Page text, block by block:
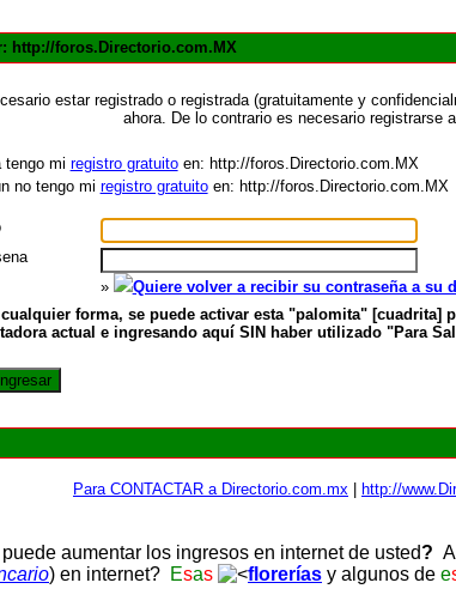
http://foros.Directorio.com.MX
estar registrado o registrada (gratuitamente y
ahora. De lo contrario es necesario registrarse
tengo mi registro gratuitoen: http://foros.Directorio.com.MX
no tengo mi registro gratuitoen: http://foros.Directorio.com.MX
»
Quiere volver a recibir su contraseña a su
cualquier forma, se puede activar esta "palomita" [cuadrita]
actual e ingresando aquí SIN haber utilizado "Para
Para CONTACTAR a Directorio.com.mx http://
puede aumentar los ingresos en internet de usted?
) en internet? Esas florerías y algunos de e